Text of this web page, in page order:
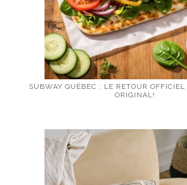
SUBWAY QUÉBEC : LE RETOUR
ORIGINAL!